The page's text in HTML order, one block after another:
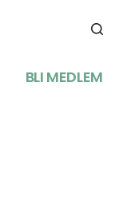
BLI MEDLEM